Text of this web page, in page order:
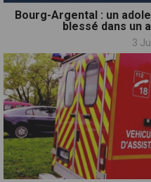
Bourg-Argental : un
blessé dans un
3